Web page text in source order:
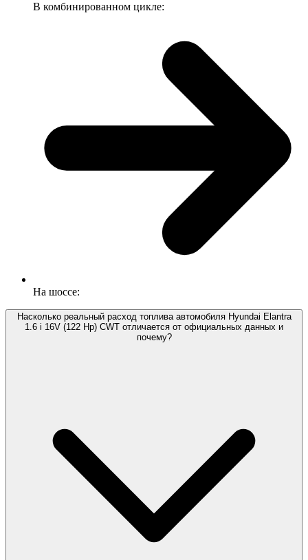
В комбинированном цикле:
На шоссе:
Насколько реальный расход топлива автомобиля Hyundai Elantra
1.6 i 16V (122 Hp) CWT отличается от официальных данных и
почему?